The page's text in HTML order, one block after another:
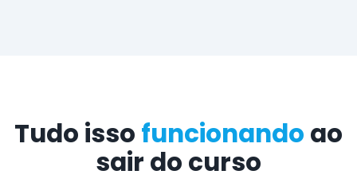
Tudo isso funcionando ao
sair do curso